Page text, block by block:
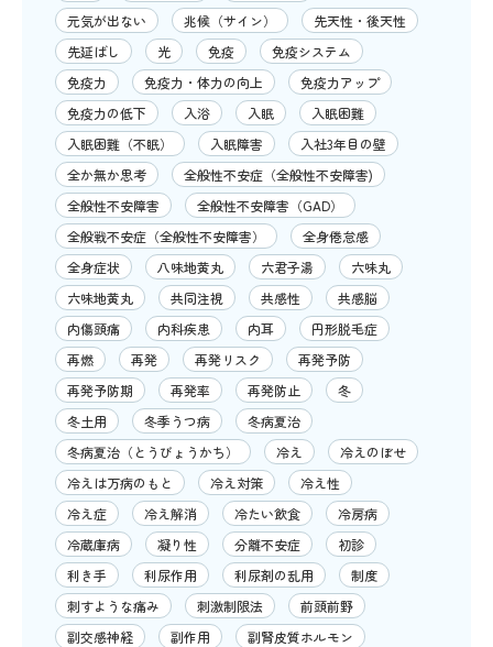
元気が出ない
兆候（サイン）
先天性・後天性
先延ばし
光 免疫
免疫システム
免疫力
免疫力・体力の向上
免疫力アップ
免疫力の低下
入浴 入眠
入眠困難
入眠困難（不眠）
入眠障害
入社3年目の壁
全か無か思考
全般性不安症（全般性不安障害)
全般性不安障害
全般性不安障害（GAD）
全般戦不安症（全般性不安障害）
全身倦怠感
全身症状
八味地黄丸 六君子湯
六味丸
六味地黄丸
共同注視 共感性
共感脳
内傷頭痛
内科疾患 内耳
円形脱毛症
再燃
再発 再発リスク
再発予防
再発予防期
再発率 再発防止
冬
冬土用
冬季うつ病
冬病夏治
冬病夏治（とうびょうかち）
冷え
冷えのぼせ
冷えは万病のもと
冷え対策
冷え性
冷え症
冷え解消 冷たい飲食
冷房病
冷蔵庫病
凝り性 分離不安症
初診
利き手
利尿作用 利尿剤の乱用
制度
刺すような痛み
刺激制限法
前頭前野
副交感神経
副作用
副腎皮質ホルモン